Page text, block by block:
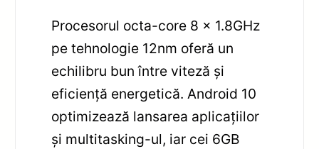
Procesorul octa-core 8 x 1.8GHz
pe tehnologie 12nm oferă un
echilibru bun între viteză și
eficiență energetică. Android 10
optimizează lansarea aplicațiilor
și multitasking-ul, iar cei 6GB